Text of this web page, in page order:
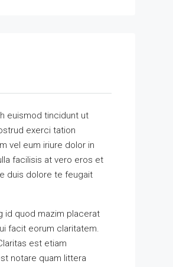
euismod tincidunt ut
exerci tation
vel eum iriure dolor in
facilisis at vero eros et
duis dolore te feugait
id quod mazim placerat
facit eorum claritatem.
est etiam
notare quam littera